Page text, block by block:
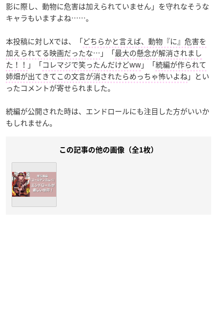
影に際し、動物に危害は加えられていません」を守れなそうな
キャラもいますよね……。
本投稿に対しXでは、「どちらかと言えば、動物『に』危害を
加えられてる映画だったな… 」「最大の懸念が解消されまし
た！！ 」「コレマジで笑ったんだけどww」「続編が作られて
姉畑が出てきてこの文言が消されたらめっちゃ怖いよね」とい
ったコメントが寄せられました。
続編が公開された時は、エンドロールにも注目した方がいいか
もしれません。
この記事の他の画像（全1枚）